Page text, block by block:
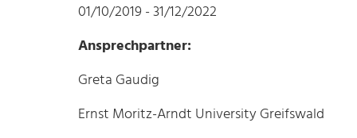
01/10/2019 - 31/12/2022
Ansprechpartner:
Greta Gaudig
Ernst Moritz-Arndt University Greifswald